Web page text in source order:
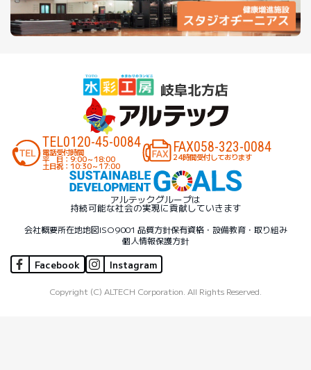
TEL0120-45-0084
電話受付時間
平 日：9:00～18:00
土日祝：10:30～17:00
FAX058-323-0084
24時間受付しております
アルテックグループは
持続可能な社会の実現に貢献していきます
会社概要所在地地図ISO9001 品質方針保有資格・設備教育・取り組み
個人情報保護方針
Facebook Instagram
Copyright (C) ALTECH Corporation. All Rights Reserved.